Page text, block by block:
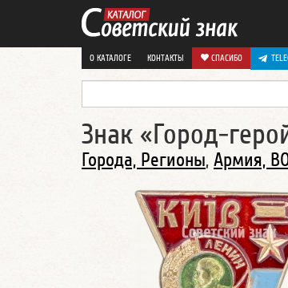
О КАТАЛОГЕ КОНТАКТЫ СПАСИБО
Знак «Город-
Города, Регионы, Армия,